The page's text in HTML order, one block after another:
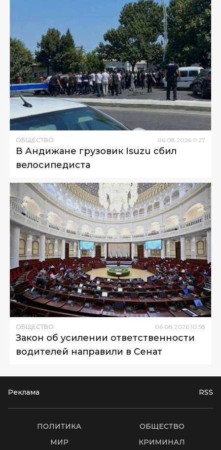
ОБЩЕСТВО 06 08 2026 11:27
В Андижане грузовик Isuzu сбил
велосипедиста
ОБЩЕСТВО 06.08.2026 10:58
Закон об усилении ответственности
водителей направили в Сенат
Реклама RSS
ПОЛИТИКА
ОБЩЕСТВО
МИР
КРИМИНАЛ